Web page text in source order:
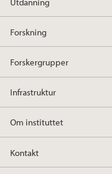
Forskning
Forskergrupper
Infrastruktur
Om instituttet
Kontakt